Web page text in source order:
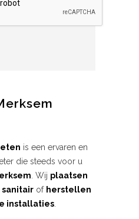
is een ervaren en
die steeds voor u
. Wij plaatsen
sanitair of herstellen
installaties